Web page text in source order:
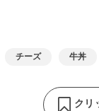
チーズ 牛丼
クリ